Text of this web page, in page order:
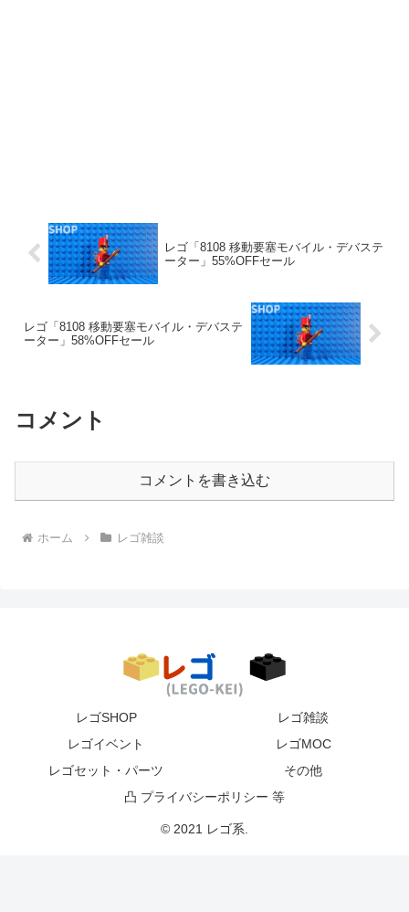
レゴ「8108 移動要塞モバイル・デバステ
ーター」55%OFFセール
レゴ「8108 移動要塞モバイル・デバステ
ーター」58%OFFセール
コメント
コメントを書き込む
ホーム レゴ雑談
レゴSHOP
レゴ雑談
レゴイベント
レゴMOC
レゴセット・パーツ
その他
凸 プライバシーポリシー 等
© 2021 レゴ系.